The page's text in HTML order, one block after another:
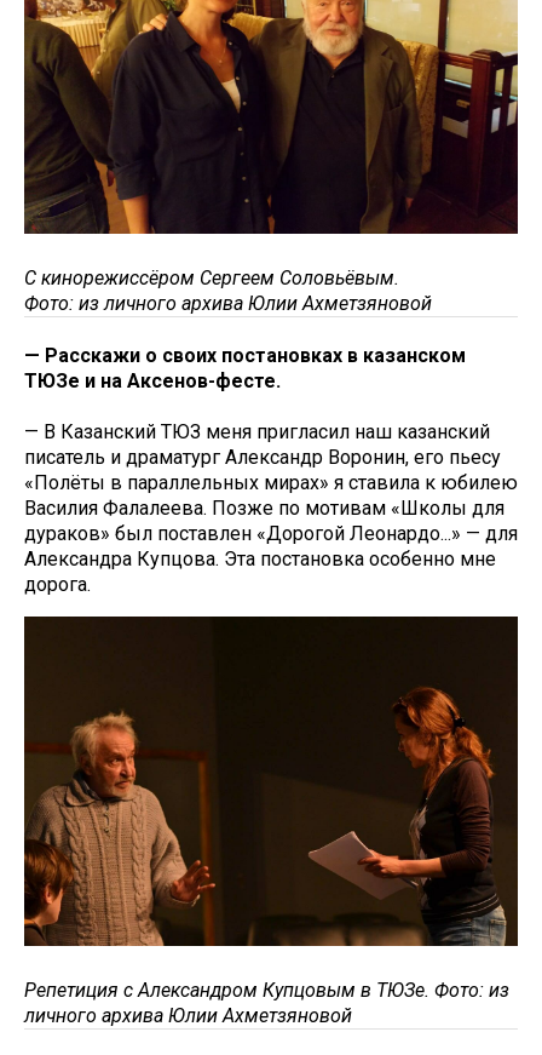
С кинорежиссёром Сергеем Соловьёвым.
Фото: из личного архива Юлии Ахметзяновой
— Расскажи о своих постановках в казанском
ТЮЗе и на Аксенов-фесте.
— В Казанский ТЮЗ меня пригласил наш казанский
писатель и драматург Александр Воронин, его пьесу
«Полёты в параллельных мирах» я ставила к юбилею
Василия Фалалеева. Позже по мотивам «Школы для
дураков» был поставлен «Дорогой Леонардо...» — для
Александра Купцова. Эта постановка особенно мне
дорога.
Репетиция с Александром Купцовым в ТЮЗе. Фото: из
личного архива Юлии Ахметзяновой